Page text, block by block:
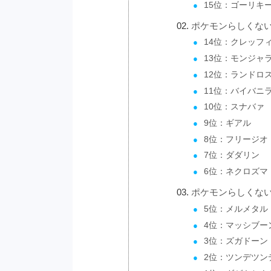
15位：ゴーリキ
ポケモンらしくな
14位：クレッフ
13位：モンジャ
12位：ランドロ
11位：バイバニ
10位：スナバァ
9位：ギアル
8位：フリージオ
7位：ダダリン
6位：ネクロズマ
ポケモンらしくな
5位：メルメタル
4位：マッシブー
3位：ズガドーン
2位：ツンデツン